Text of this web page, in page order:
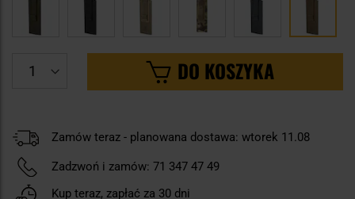
DO KOSZYKA
Zamów teraz - planowana dostawa: wtorek 11.08
Zadzwoń i zamów: 71 347 47 49
Kup teraz, zapłać za 30 dni